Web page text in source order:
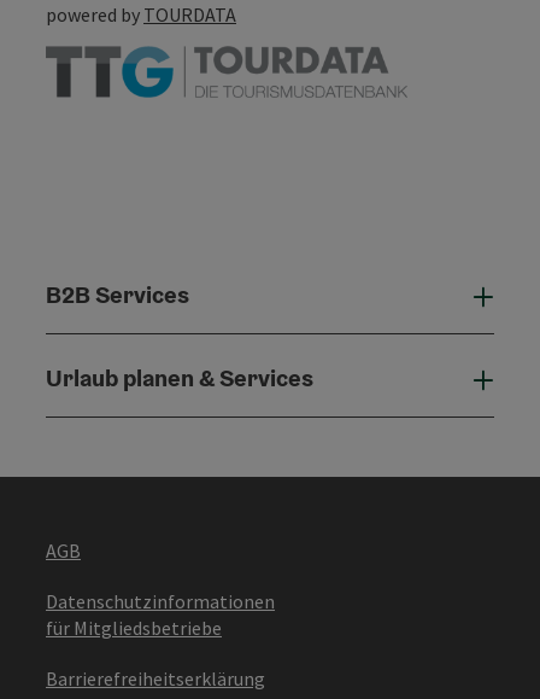
powered by TOURDATA
B2B Services
Urlaub planen & Services
AGB
Datenschutzinformationen
für Mitgliedsbetriebe
Barrierefreiheitserklärung